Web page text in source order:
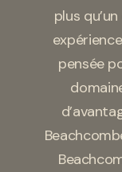
plus
pensée